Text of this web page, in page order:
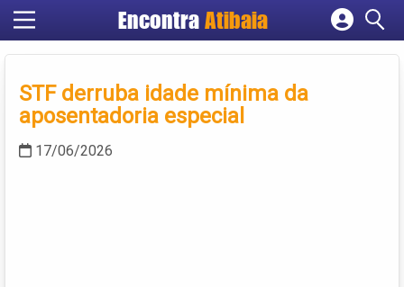
Encontra Atibaia
Cadastrar empresa
Criar conta
STF derruba idade mínima da
aposentadoria especial
17/06/2026